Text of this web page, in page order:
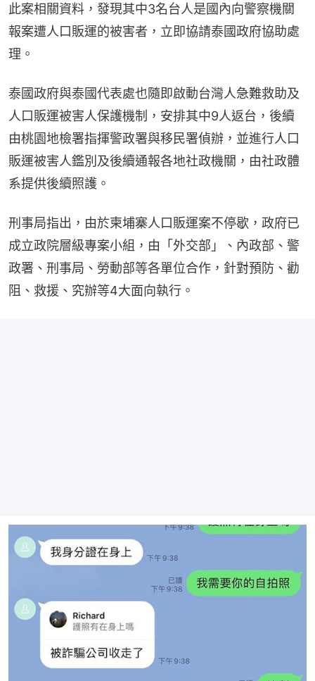
此案相關資料，發現其中3名台人是國內向警察機關
報案遭人口販運的被害者，立即協請泰國政府協助處
理。
泰國政府與泰國代表處也隨即啟動台灣人急難救助及
人口販運被害人保護機制，安排其中9人返台，後續
由桃園地檢署指揮警政署與移民署偵辦，並進行人口
販運被害人鑑別及後續通報各地社政機關，由社政體
系提供後續照護。
刑事局指出，由於柬埔寨人口販運案不停歇，政府已
成立政院層級專案小組，由「外交部」、內政部、警
政署、刑事局、勞動部等各單位合作，針對預防、勸
阻、救援、究辦等4大面向執行。